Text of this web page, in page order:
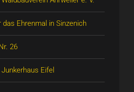
das Ehrenmal in Sinzenich
26
Eifel